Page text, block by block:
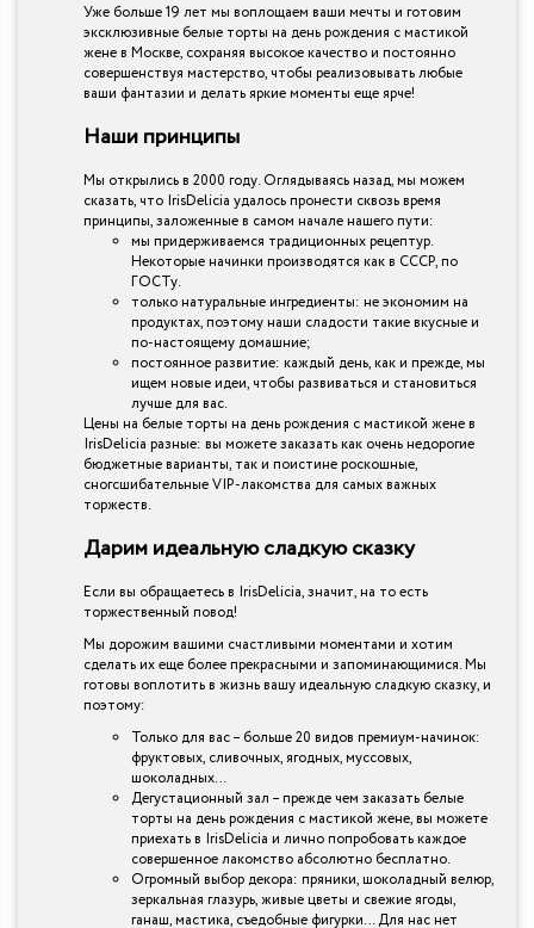
Уже больше 19 лет мы воплощаем ваши мечты и готовим
эксклюзивные белые торты на день рождения с мастикой
жене в Москве, сохраняя высокое качество и постоянно
совершенствуя мастерство, чтобы реализовывать любые
ваши фантазии и делать яркие моменты еще ярче!
Наши принципы
Мы открылись в 2000 году. Оглядываясь назад, мы можем
сказать, что IrisDelicia удалось пронести сквозь время
принципы, заложенные в самом начале нашего пути:
мы придерживаемся традиционных рецептур.
Некоторые начинки производятся как в СССР, по
ГОСТу.
только натуральные ингредиенты: не экономим на
продуктах, поэтому наши сладости такие вкусные и
по-настоящему домашние;
постоянное развитие: каждый день, как и прежде, мы
ищем новые идеи, чтобы развиваться и становиться
лучше для вас.
Цены на белые торты на день рождения с мастикой жене в
IrisDelicia разные: вы можете заказать как очень недорогие
бюджетные варианты, так и поистине роскошные,
сногсшибательные VIP-лакомства для самых важных
торжеств.
Дарим идеальную сладкую сказку
Если вы обращаетесь в IrisDelicia, значит, на то есть
торжественный повод!
Мы дорожим вашими счастливыми моментами и хотим
сделать их еще более прекрасными и запоминающимися. Мы
готовы воплотить в жизнь вашу идеальную сладкую сказку, и
поэтому:
Только для вас – больше 20 видов премиум-начинок:
фруктовых, сливочных, ягодных, муссовых,
шоколадных…
Дегустационный зал – прежде чем заказать белые
торты на день рождения с мастикой жене, вы можете
приехать в IrisDelicia и лично попробовать каждое
совершенное лакомство абсолютно бесплатно.
Огромный выбор декора: пряники, шоколадный велюр,
зеркальная глазурь, живые цветы и свежие ягоды,
ганаш, мастика, съедобные фигурки… Для нас нет